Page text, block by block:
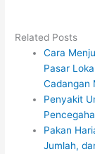
Related Posts
Cara
Pasar
Cadangan
Penyakit
Pakan
Jumlah,